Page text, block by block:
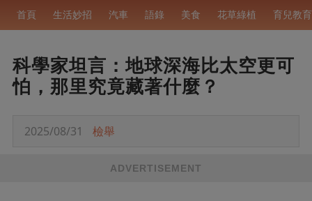
首頁 生活妙招 汽車 語錄 美食 花草綠植 育兒教育
科學家坦言：地球深海比太空更可
怕，那里究竟藏著什麼？
2025/08/31 檢舉
ADVERTISEMENT